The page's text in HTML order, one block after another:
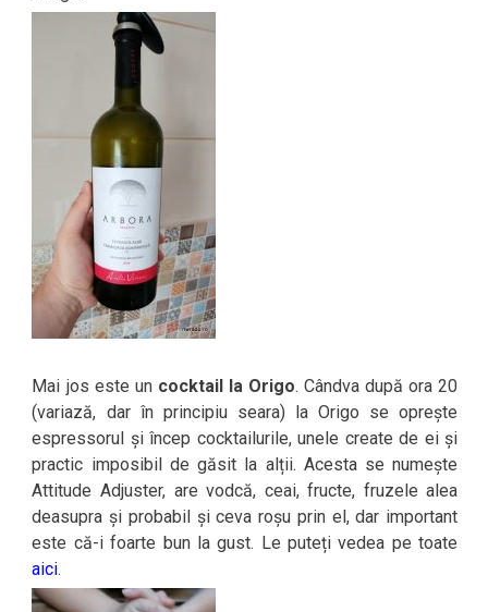
Mai jos este un cocktail la Origo. Cândva după ora 20
(variază, dar în principiu seara) la Origo se oprește
espressorul și încep cocktailurile, unele create de ei și
practic imposibil de găsit la alții. Acesta se numește
Attitude Adjuster, are vodcă, ceai, fructe, fruzele alea
deasupra și probabil și ceva roșu prin el, dar important
este că-i foarte bun la gust. Le puteți vedea pe toate
aici.